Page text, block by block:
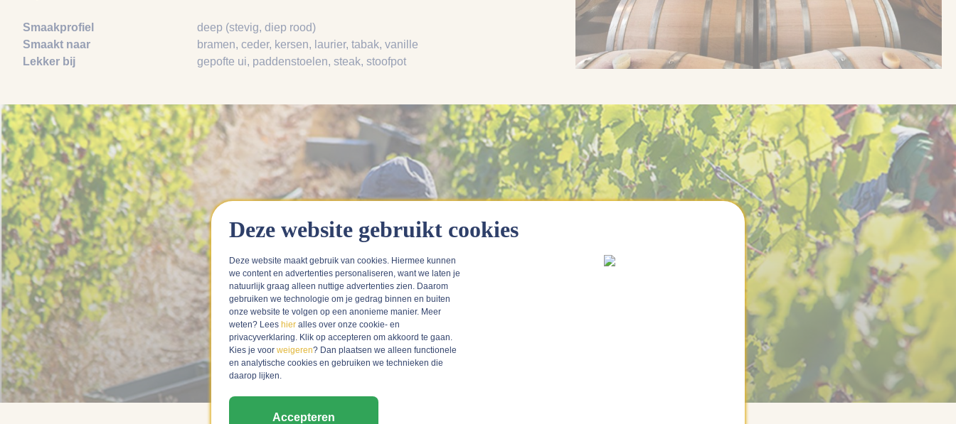
Smaakprofiel
deep (stevig, diep rood)
Smaakt naar
bramen, ceder, kersen, laurier, tabak, vanille
Lekker bij
gepofte ui, paddenstoelen, steak, stoofpot
Somontano, Spanje
Deze website gebruikt cookies
Deze website maakt gebruik van cookies. Hiermee kunnen
we content en advertenties personaliseren, want we laten je
natuurlijk graag alleen nuttige advertenties zien. Daarom
gebruiken we technologie om je gedrag binnen en buiten
onze website te volgen op een anonieme manier. Meer
weten? Lees hier alles over onze cookie- en
privacyverklaring. Klik op accepteren om akkoord te gaan.
Kies je voor weigeren? Dan plaatsen we alleen functionele
en analytische cookies en gebruiken we technieken die
daarop lijken.
Accepteren